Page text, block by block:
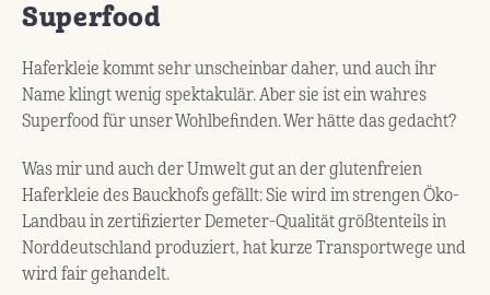
Superfood
Haferkleie kommt sehr unscheinbar daher, und auch ihr
Name klingt wenig spektakulär. Aber sie ist ein wahres
Superfood für unser Wohlbefinden. Wer hätte das gedacht?
Was mir und auch der Umwelt gut an der glutenfreien
Haferkleie des Bauckhofs gefällt: Sie wird im strengen Öko-
Landbau in zertifizierter Demeter-Qualität größtenteils in
Norddeutschland produziert, hat kurze Transportwege und
wird fair gehandelt.